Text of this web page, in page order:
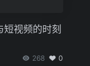
短视频的时刻
268 0